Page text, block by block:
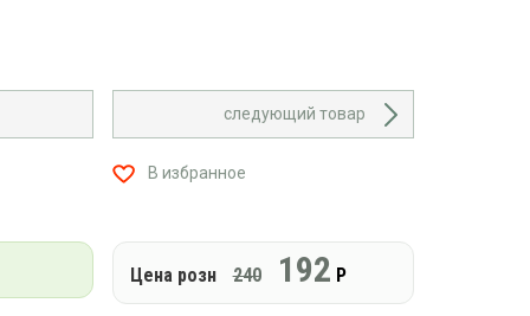
следующий товар
В избранное
Цена розн 240 192 Р